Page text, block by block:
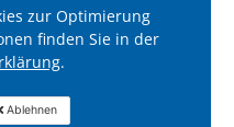
zur Optimierung
finden Sie in der
.
Ablehnen